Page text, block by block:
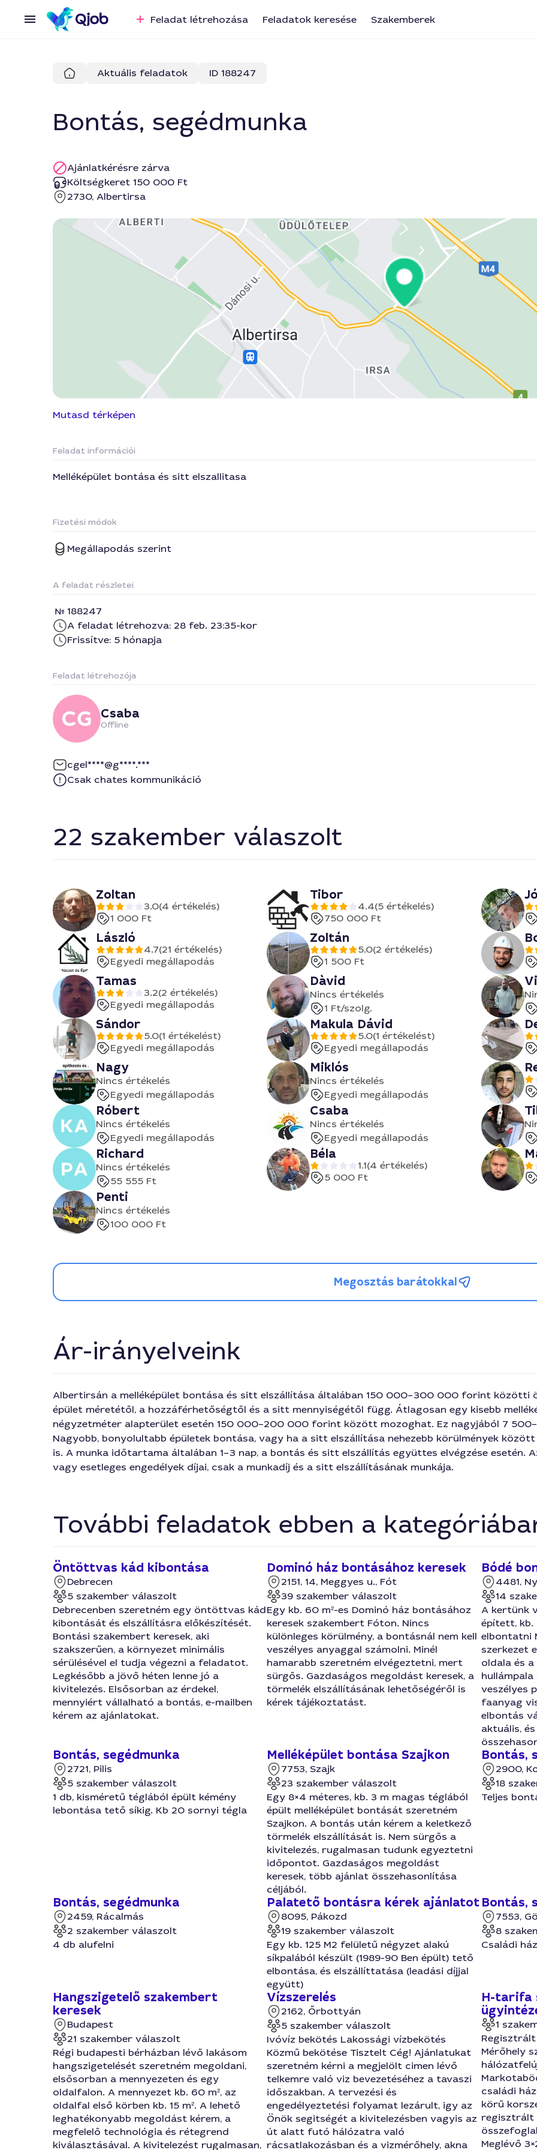
Feladat létrehozása Feladatok keresése Szakemberek
Aktuális feladatok ID 188247
Bontás, segédmunka
Ajánlatkérésre zárva
Költségkeret 150 000 Ft
2730, Albertirsa
Mutasd térképen
Feladat információi
Melléképület bontása és sitt elszallitasa
Fizetési módok
Megállapodás szerint
A feladat részletei
188247
A feladat létrehozva: 28 feb. 23:35-kor
Frissítve: 5 hónapja
Feladat létrehozója
Csaba
Offline
cgel****@g****.***
Csak chates kommunikáció
22 szakember válaszolt
Zoltan
3.0(4 értékelés)
1 000 Ft
Tibor
4.4(5 értékelés)
750 000 Ft
László
4.7(21 értékelés)
Egyedi megállapodás
Zoltán
5.0(2 értékelés)
1 500 Ft
Tamas
3.2(2 értékelés)
Egyedi megállapodás
Dàvid
Nincs értékelés
1 Ft/szolg.
Sándor
5.0(1 értékelést)
Egyedi megállapodás
Makula Dávid
5.0(1 értékelést)
Egyedi megállapodás
Nagy
Nincs értékelés
Egyedi megállapodás
Miklós
Nincs értékelés
Egyedi megállapodás
Róbert
Nincs értékelés
Egyedi megállapodás
Csaba
Nincs értékelés
Egyedi megállapodás
Richard
Nincs értékelés
55 555 Ft
Béla
1.1(4 értékelés)
5 000 Ft
Penti
Nincs értékelés
100 000 Ft
Megosztás barátokkal
Ár-irányelveink
Albertirsán a melléképület bontása és sitt elszállítása általában 150 000–300 000 forint közötti
épület méretétől, a hozzáférhetőségtől és a sitt mennyiségétől függ. Átlagosan egy kisebb
négyzetméter alapterület esetén 150 000–200 000 forint között mozoghat. Ez nagyjából 7
Nagyobb, bonyolultabb épületek bontása, vagy ha a sitt elszállítása nehezebb körülmények
is. A munka időtartama általában 1–3 nap, a bontás és sitt elszállítás együttes elvégzése esetén.
vagy esetleges engedélyek díjai, csak a munkadíj és a sitt elszállításának munkája.
További feladatok ebben a
Öntöttvas kád kibontása
Debrecen
5 szakember válaszolt
Debrecenben szeretném egy öntöttvas kád
kibontását és elszállításra előkészítését.
Bontási szakembert keresek, aki
szakszerűen, a környezet minimális
sérülésével el tudja végezni a feladatot.
Legkésőbb a jövő héten lenne jó a
kivitelezés. Elsősorban az érdekel,
mennyiért vállalható a bontás, e-mailben
kérem az ajánlatokat.
Dominó ház bontásához keresek
2151, 14, Meggyes u., Fót
39 szakember válaszolt
Egy kb. 60 m²-es Dominó ház bontásához
keresek szakembert Fóton. Nincs
különleges körülmény, a bontásnál nem kell
veszélyes anyaggal számolni. Minél
hamarabb szeretném elvégeztetni, mert
sürgős. Gazdaságos megoldást keresek, a
törmelék elszállításának lehetőségéről is
kérek tájékoztatást.
Bódé
4481,
14
A kertünk
épített, kb.
elbontatni
szerkezet
oldala és
veszélyes
faanyag
elbontás
aktuális,
Bontás, segédmunka
2721, Pilis
5 szakember válaszolt
1 db, kisméretű téglából épült kémény
lebontása tető síkig. Kb 20 sornyi tégla
Melléképület bontása Szajkon
7753, Szajk
23 szakember válaszolt
Egy 8×4 méteres, kb. 3 m magas téglából
épült melléképület bontását szeretném
Szajkon. A bontás után kérem a keletkező
törmelék elszállítását is. Nem sürgős a
kivitelezés, rugalmasan tudunk egyeztetni
időpontot. Gazdaságos megoldást
keresek, több ajánlat összehasonlítása
céljából.
Bontás,
2900,
18
Teljes
Bontás, segédmunka
2459, Rácalmás
2 szakember válaszolt
4 db alufelni
Palatető bontásra kérek ajánlatot
8095, Pákozd
19 szakember válaszolt
Egy kb. 125 M2 felületű négyzet alakú
síkpalából készült (1989-90 Ben épült) tető
elbontása, és elszállíttatása (leadási díjjal
együtt)
Bontás,
7553,
8
Családi
Hangszigetelő szakembert
keresek
Budapest
21 szakember válaszolt
Régi budapesti bérházban lévő lakásom
hangszigetelését szeretném megoldani,
elsősorban a mennyezeten és egy
oldalfalon. A mennyezet kb. 60 m², az
oldalfal első körben kb. 15 m². A lehető
leghatékonyabb megoldást kérem, a
megfelelő technológia és rétegrend
kiválasztásával. A kivitelezést rugalmasan,
Vízszerelés
2162, Őrbottyán
5 szakember válaszolt
Ivóvíz bekötés Lakossági vízbekötés
Közmű bekötése Tisztelt Cég! Ajánlatukat
szeretném kérni a megjelölt cimen lévő
telkemre való viz bevezetéséhez a tavaszi
időszakban. A tervezési és
engedélyeztetési folyamat lezárult, igy az
Önök segitségét a kivitelezésben vagyis az
út alatt futó hálózatra való
rácsatlakozásban és a vizmérőhely, akna
H-tarifa
1
Mérőhely
családi
körű
regisztrált
Meglévő